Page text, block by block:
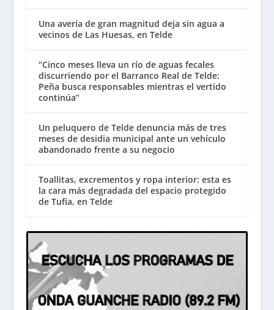
Una avería de gran magnitud deja sin agua a
vecinos de Las Huesas, en Telde
“Cinco meses lleva un río de aguas fecales
discurriendo por el Barranco Real de Telde:
Peña busca responsables mientras el vertido
continúa”
Un peluquero de Telde denuncia más de tres
meses de desidia municipal ante un vehículo
abandonado frente a su negocio
Toallitas, excrementos y ropa interior: esta es
la cara más degradada del espacio protegido
de Tufia, en Telde